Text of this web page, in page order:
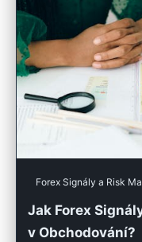
Forex Signály a Risk
Jak Forex
v Obchodování?